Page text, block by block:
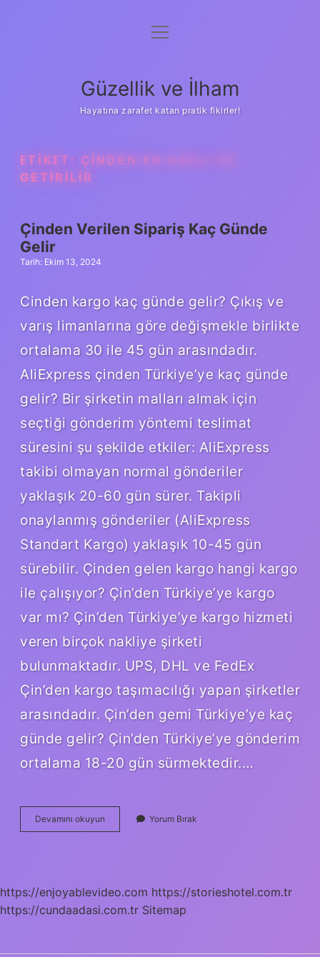
Anasayfa
Yasal Uyarı
menüyü
Güzellik ve İlham
Hayatına zarafet katan pratik fikirler!
ETIKET: ÇINDEN EN KARLI NE
GETIRILIR
Çinden Verilen Sipariş Kaç Günde
Gelir
Tarih: Ekim 13, 2024
Cinden kargo kaç günde gelir? Çıkış ve
varış limanlarına göre değişmekle birlikte
ortalama 30 ile 45 gün arasındadır.
AliExpress çinden Türkiye’ye kaç günde
gelir? Bir şirketin malları almak için
seçtiği gönderim yöntemi teslimat
süresini şu şekilde etkiler: AliExpress
takibi olmayan normal gönderiler
yaklaşık 20-60 gün sürer. Takipli
onaylanmış gönderiler (AliExpress
Standart Kargo) yaklaşık 10-45 gün
sürebilir. Çinden gelen kargo hangi kargo
ile çalışıyor? Çin’den Türkiye’ye kargo
var mı? Çin’den Türkiye’ye kargo hizmeti
veren birçok nakliye şirketi
bulunmaktadır. UPS, DHL ve FedEx
Çin’den kargo taşımacılığı yapan şirketler
arasındadır. Çin’den gemi Türkiye’ye kaç
günde gelir? Çin’den Türkiye’ye gönderim
ortalama 18-20 gün sürmektedir.…
Devamını okuyun
Verilen
Yorum Bırak
https://enjoyablevideo.com https://storieshotel.com.tr
https://cundaadasi.com.tr Sitemap